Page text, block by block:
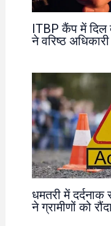
ITBP कैंप में दिल
ने वरिष्ठ अधिकारी
धमतरी में
ने ग्रामीणों को